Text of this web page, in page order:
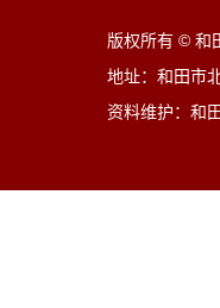
版权所有 © 和
地址：和田市
资料维护：和